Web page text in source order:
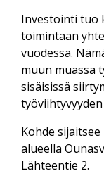
Investointi tuo
toimintaan
vuodessa.
muun muassa
sisäisissä
Kohde
alueella
Lähteentie 2.